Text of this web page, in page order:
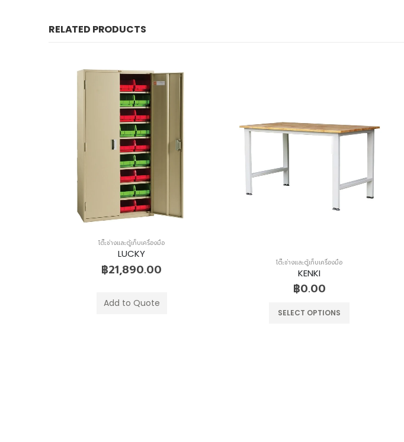
RELATED PRODUCTS
โต๊ะช่างและตู้เก็บเครื่องมือ
LUCKY
฿21,890.00
Add to Quote
โต๊ะช่างและตู้เก็บเครื่องมือ
KENKI
฿0.00
SELECT OPTIONS